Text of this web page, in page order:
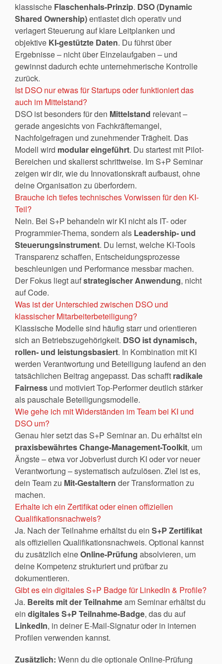
klassische Flaschenhals-Prinzip. DSO (Dynamic
Shared Ownership)entlastet dich operativ und
verlagert Steuerung auf klare Leitplanken und
objektive KI-gestützte Daten. Du führst über
Ergebnisse – nicht über Einzelaufgaben – und
gewinnst dadurch echte unternehmerische Kontrolle
zurück.
Ist DSO nur etwas für Startups oder funktioniert das
auch im Mittelstand?
DSO ist besonders für den Mittelstand relevant –
gerade angesichts von Fachkräftemangel,
Nachfolgefragen und zunehmender Trägheit. Das
Modell wird modular eingeführt. Du startest mit Pilot-
Bereichen und skalierst schrittweise. Im S+P Seminar
zeigen wir dir, wie du Innovationskraft aufbaust, ohne
deine Organisation zu überfordern.
Brauche ich tiefes technisches Vorwissen für den KI-
Teil?
Nein. Bei S+P behandeln wir KI nicht als IT- oder
Programmier-Thema, sondern als Leadership- und
Steuerungsinstrument. Du lernst, welche KI-Tools
Transparenz schaffen, Entscheidungsprozesse
beschleunigen und Performance messbar machen.
Der Fokus liegt aufstrategischer Anwendung, nicht
auf Code.
Was ist der Unterschied zwischen DSO und
klassischer Mitarbeiterbeteiligung?
Klassische Modelle sind häufig starr und orientieren
sich an Betriebszugehörigkeit. DSO ist dynamisch,
rollen- und leistungsbasiert. In Kombination mit KI
werden Verantwortung und Beteiligung laufend an den
tatsächlichen Beitrag angepasst. Das schafft radikale
Fairness und motiviert Top-Performer deutlich stärker
als pauschale Beteiligungsmodelle.
Wie gehe ich mit Widerständen im Team bei KI und
DSO um?
Genau hier setzt das S+P Seminar an. Du erhältst ein
praxisbewährtes Change-Management-Toolkit, um
Ängste – etwa vor Jobverlust durch KI oder vor neuer
Verantwortung – systematisch aufzulösen. Ziel ist es,
dein Team zu Mit-Gestaltern der Transformation zu
machen.
Erhalte ich ein Zertifikat oder einen offiziellen
Qualifikationsnachweis?
Ja. Nach der Teilnahme erhältst du ein S+P Zertifikat
als offiziellen Qualifikationsnachweis. Optional kannst
du zusätzlich eineOnline-Prüfung absolvieren, um
deine Kompetenz strukturiert und prüfbar zu
dokumentieren.
Gibt es ein digitales S+P Badge für LinkedIn & Profile?
Ja. Bereits mit der Teilnahmeam Seminar erhältst du
ein digitales S+P Teilnahme-Badge, das du auf
LinkedIn, in deiner E-Mail-Signatur oder in internen
Profilen verwenden kannst.
Zusätzlich: Wenn du die optionale Online-Prüfung